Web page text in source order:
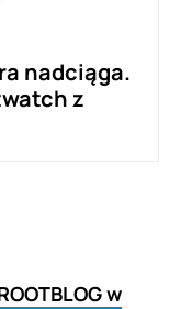
nadciąga.
z
w